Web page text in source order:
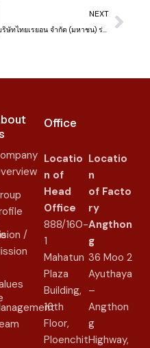
NEXT
บริษัทไทยเรยอน จำกัด (มหาชน) ร่วมการประชุมอาสาสมัครดูแลสุขภาพ ของเทศบาลตำบลโพสะ
/
Office
Locatio
n of
Head
Office
888/160-
1
Mahatun
Plaza
Building,
16th
Floor,
Ploenchit
Locatio
n
of Facto
ry
Angthon
g
36 Moo 2
Ayuthaya
–
Angthon
g
Highway,